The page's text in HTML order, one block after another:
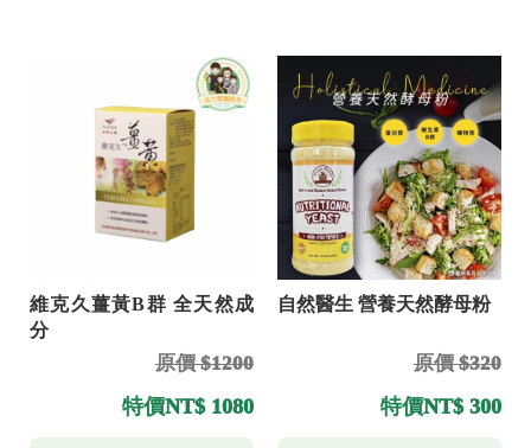
維克久薑黃B群 全天然成
分
原價 $1200
特價NT$ 1080
自然醫生 營養天然酵母粉
原價 $320
特價NT$ 300